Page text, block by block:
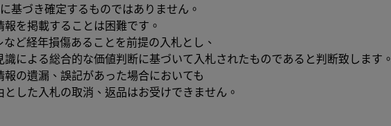
基づき確定するものではありません。
を掲載することは困難です。
ど経年損傷あることを前提の入札とし、
による総合的な価値判断に基づいて入札されたものであると判断致します。
の遺漏、誤記があった場合においても
した入札の取消、返品はお受けできません。